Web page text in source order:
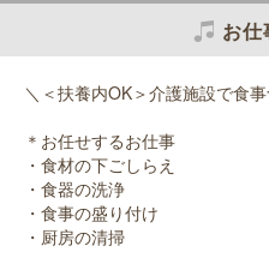
お仕
＼＜扶養内OK＞介護施設で食
＊お任せするお仕事
・食材の下ごしらえ
・食器の洗浄
・食事の盛り付け
・厨房の清掃